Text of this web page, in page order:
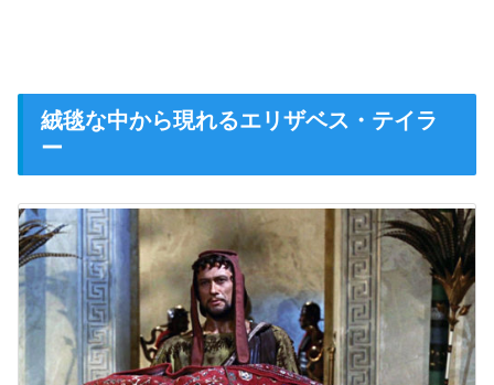
絨毯な中から現れるエリザベス・テイラ
ー